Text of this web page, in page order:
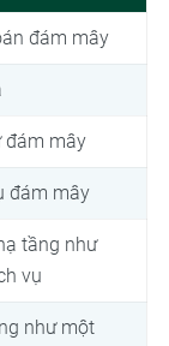
đám mây
đám mây
đám mây
tầng như
vụ
như một